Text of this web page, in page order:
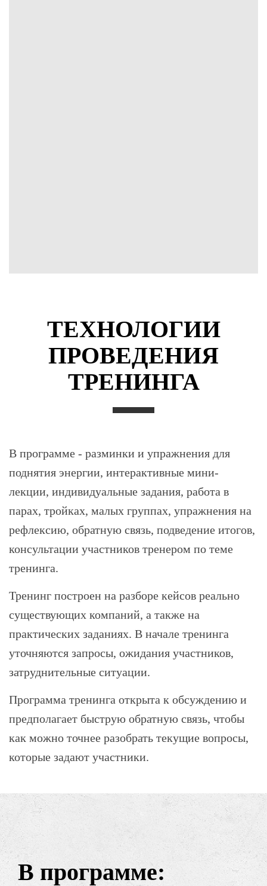
ТЕХНОЛОГИИ
ПРОВЕДЕНИЯ
ТРЕНИНГА
В программе - разминки и упражнения для
поднятия энергии, интерактивные мини-
лекции, индивидуальные задания, работа в
парах, тройках, малых группах, упражнения на
рефлексию, обратную связь, подведение итогов,
консультации участников тренером по теме
тренинга.
Тренинг построен на разборе кейсов реально
существующих компаний, а также на
практических заданиях. В начале тренинга
уточняются запросы, ожидания участников,
затруднительные ситуации.
Программа тренинга открыта к обсуждению и
предполагает быструю обратную связь, чтобы
как можно точнее разобрать текущие вопросы,
которые задают участники.
В программе: